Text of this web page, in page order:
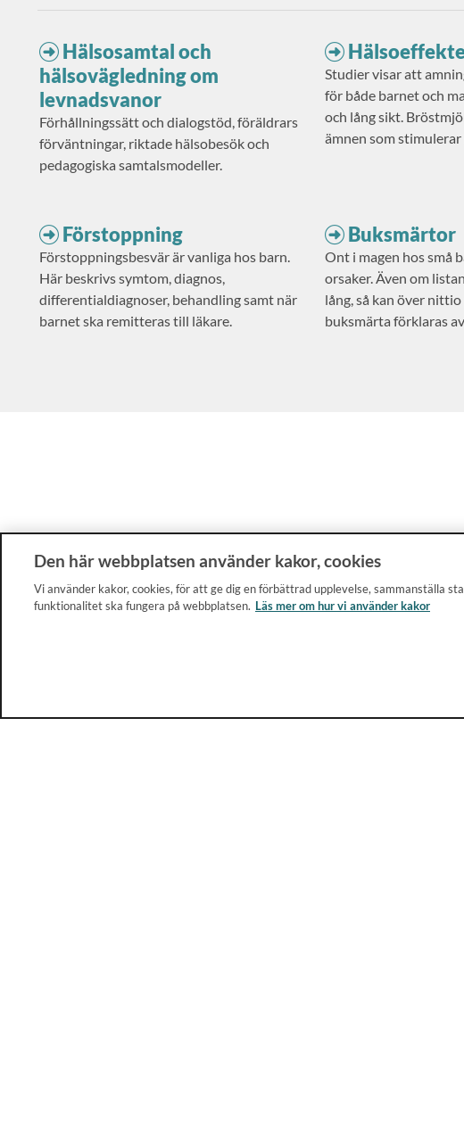
Hälsosamtal och
hälsovägledning om
levnadsvanor
Förhållningssätt och dialogstöd, föräldrars
förväntningar, riktade hälsobesök och
pedagogiska samtalsmodeller.
Studier visar att
för både barnet och
och lång sikt.
ämnen som
Förstoppning
Förstoppningsbesvär är vanliga hos barn.
Här beskrivs symtom, diagnos,
differentialdiagnoser, behandling samt när
barnet ska remitteras till läkare.
Buksmärtor
Ont i magen hos små
orsaker. Även om
lång, så kan över
buksmärta förklaras
Den här webbplatsen använder kakor, cookies
Vi använder kakor, cookies, för att ge dig en förbättrad upplevelse, sammanställa
funktionalitet ska fungera på webbplatsen. Läs mer om hur vi använder kakor